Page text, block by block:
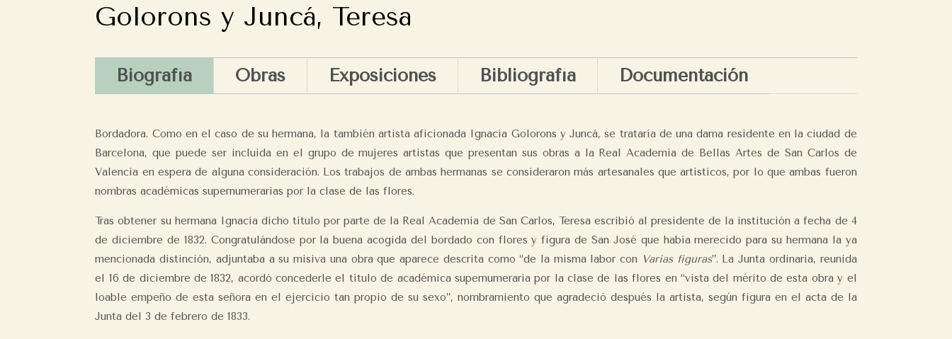
Golorons y Juncá, Teresa
Biografía Obras Exposiciones Bibliografía Documentación
Bordadora. Como en el caso de su hermana, la también artista aficionada Ignacia Golorons y Juncá, se trataría de una dama residente en la ciudad de
Barcelona, que puede ser incluida en el grupo de mujeres artistas que presentan sus obras a la Real Academia de Bellas Artes de San Carlos de
Valencia en espera de alguna consideración. Los trabajos de ambas hermanas se consideraron más artesanales que artísticos, por lo que ambas fueron
nombras académicas supernumerarias por la clase de las flores.
Tras obtener su hermana Ignacia dicho título por parte de la Real Academia de San Carlos, Teresa escribió al presidente de la institución a fecha de 4
de diciembre de 1832. Congratulándose por la buena acogida del bordado con flores y figura de San José que había merecido para su hermana la ya
mencionada distinción, adjuntaba a su misiva una obra que aparece descrita como “de la misma labor con Varias figuras”. La Junta ordinaria, reunida
el 16 de diciembre de 1832, acordó concederle el título de académica supernumeraria por la clase de las flores en “vista del mérito de esta obra y el
loable empeño de esta señora en el ejercicio tan propio de su sexo”, nombramiento que agradeció después la artista, según figura en el acta de la
Junta del 3 de febrero de 1833.